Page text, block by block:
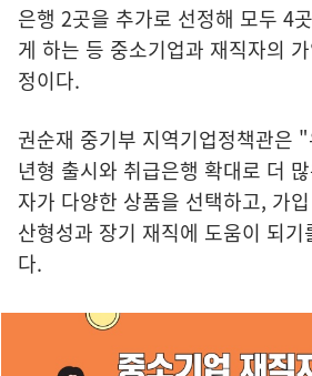
은행 2곳을 추가로 선정해 모두 4
게 하는 등 중소기업과 재직자의
정이다.
권순재 중기부 지역기업정책관은
년형 출시와 취급은행 확대로 더
자가 다양한 상품을 선택하고, 가
산형성과 장기 재직에 도움이 되
다.